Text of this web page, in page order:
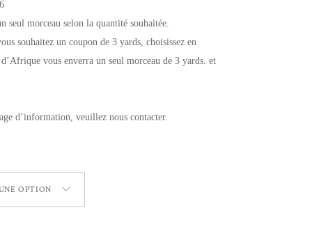
seul morceau selon la quantité souhaitée.
souhaitez un coupon de 3 yards, choisissez en
vous enverra un seul morceau de 3 yards. et
d’information, veuillez nous contacter.
OPTION